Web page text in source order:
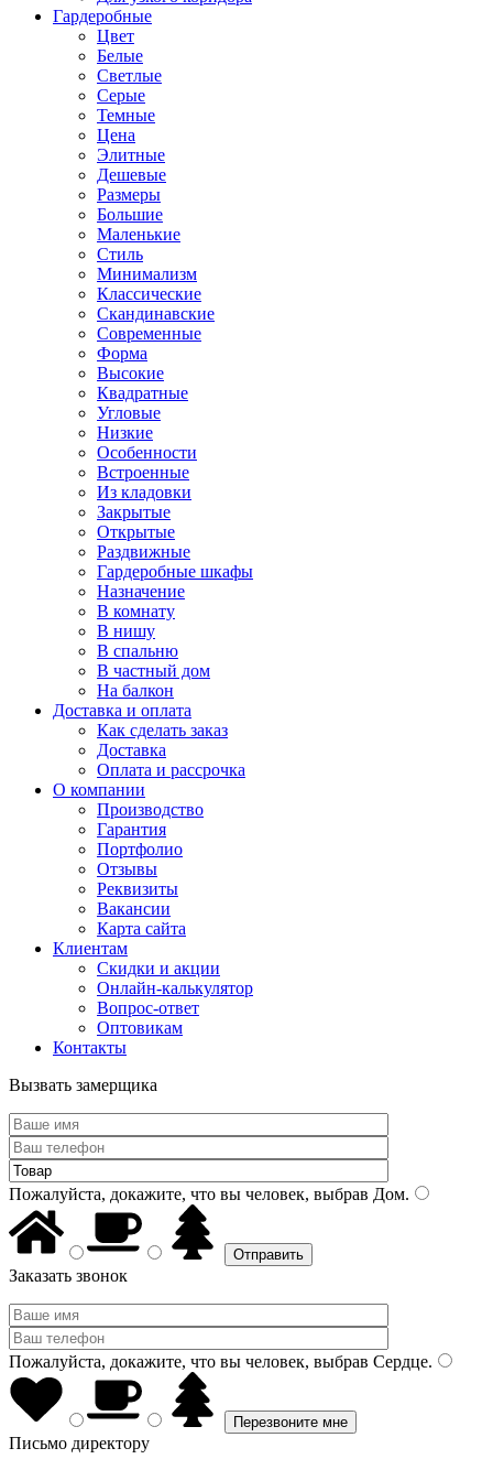
Гардеробные
Цвет
Белые
Светлые
Серые
Темные
Цена
Элитные
Дешевые
Размеры
Большие
Маленькие
Стиль
Минимализм
Классические
Скандинавские
Современные
Форма
Высокие
Квадратные
Угловые
Низкие
Особенности
Встроенные
Из кладовки
Закрытые
Открытые
Раздвижные
Гардеробные шкафы
Назначение
В комнату
В нишу
В спальню
В частный дом
На балкон
Доставка и оплата
Как сделать заказ
Доставка
Оплата и рассрочка
О компании
Производство
Гарантия
Портфолио
Отзывы
Реквизиты
Вакансии
Карта сайта
Клиентам
Скидки и акции
Онлайн-калькулятор
Вопрос-ответ
Оптовикам
Контакты
Вызвать замерщика
Пожалуйста, докажите, что вы человек, выбрав Дом.
Заказать звонок
Пожалуйста, докажите, что вы человек, выбрав Сердце.
Письмо директору